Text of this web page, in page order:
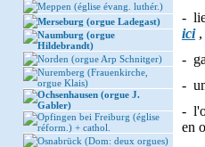
Meppen (église évang. luthér.)
Merseburg (orgue Ladegast)
Naumburg (orgue
Hildebrandt)
Norden (orgue Arp Schnitger)
Nuremberg (Frauenkirche,
orgue Klais)
Ochsenhausen (orgue J.
Gabler)
Opfingen bei Freiburg (église
réform.) + cathol.
Osnabrück (Dom: deux orgues)
-
ici,
-
-
-
en